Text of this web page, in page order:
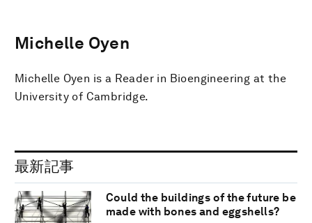
Michelle Oyen
Michelle Oyen is a Reader in Bioengineering at the
University of Cambridge.
最新記事
Could the buildings of the future be
made with bones and eggshells?